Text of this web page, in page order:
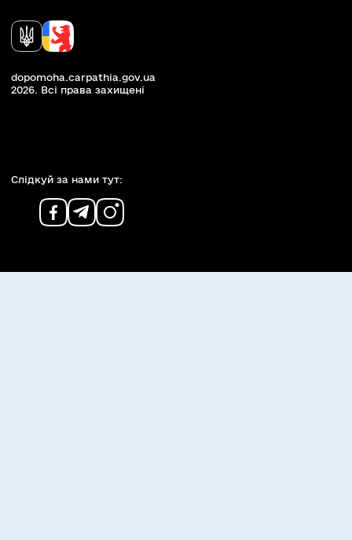
dopomoha.carpathia.gov.ua
2026. Всi права захищенi
Слiдкуй за нами тут: